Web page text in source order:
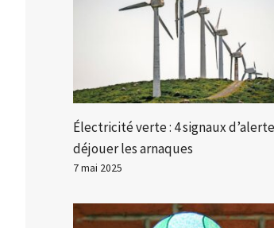
Électricité verte : 4 signaux
déjouer les arnaques
7 mai 2025